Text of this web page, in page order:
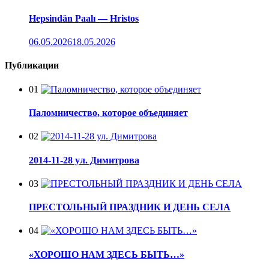
Hepsindän Paalı — Hristos
06.05.202618.05.2026
Публикации
01
Паломничество, которое объединяет
02
2014-11-28 ул. Димитрова
03
ПРЕСТОЛЬНЫЙ ПРАЗДНИК И ДЕНЬ СЕЛА
04
«ХОРОШО НАМ ЗДЕСЬ БЫТЬ…»